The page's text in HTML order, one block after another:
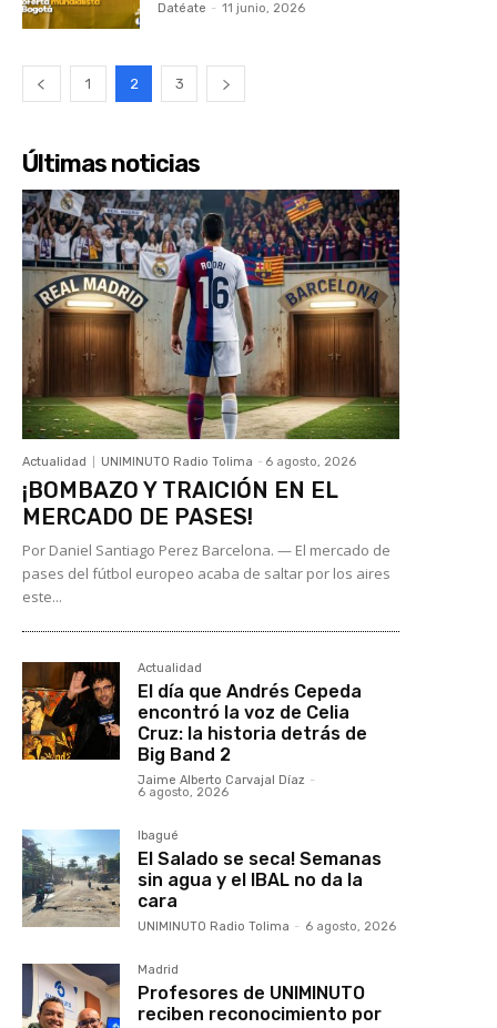
Datéate - 11 junio, 2026
1 2 3
Últimas noticias
Actualidad UNIMINUTO Radio Tolima - 6 agosto, 2026
¡BOMBAZO Y TRAICIÓN EN EL
MERCADO DE PASES!
Por Daniel Santiago Perez Barcelona. — El mercado de
pases del fútbol europeo acaba de saltar por los aires
este...
Actualidad
El día que Andrés Cepeda
encontró la voz de Celia
Cruz: la historia detrás de
Big Band 2
Jaime Alberto Carvajal Díaz -
6 agosto, 2026
Ibagué
El Salado se seca! Semanas
sin agua y el IBAL no da la
cara
UNIMINUTO Radio Tolima - 6 agosto, 2026
Madrid
Profesores de UNIMINUTO
reciben reconocimiento por